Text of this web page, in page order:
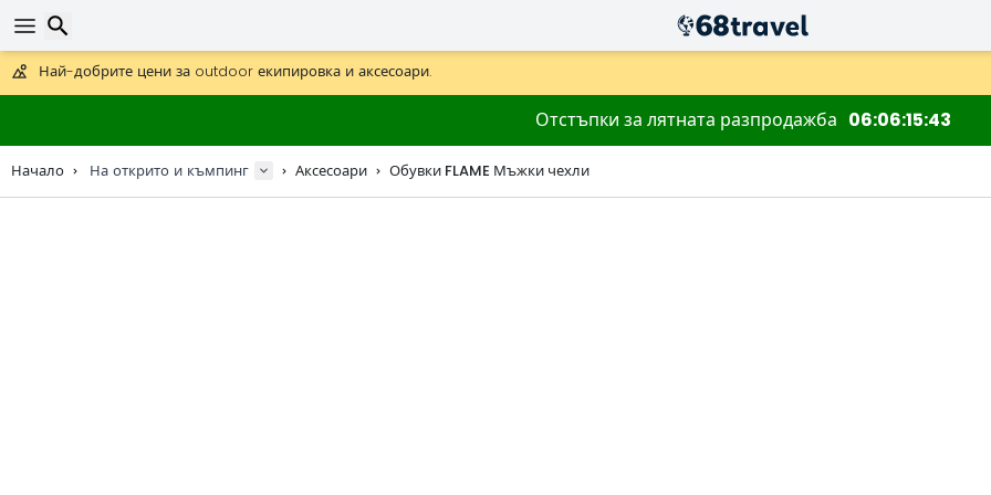
Получете безплатна доставка при поръчки над 59 €.
Предлага се и DHL Express за една нощ.
Отстъпки за лятната разпродажба 06 06 15 42
Начало На открито и къмпинг Аксесоари Обувки FLAME Мъжки чехли